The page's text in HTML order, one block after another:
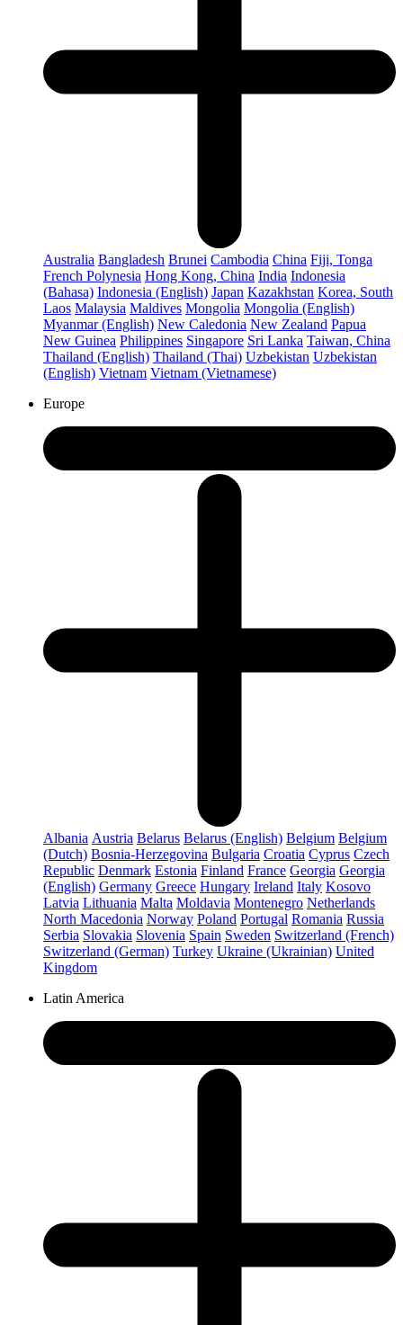
Australia Bangladesh Brunei Cambodia China Fiji, Tonga
French Polynesia Hong Kong, China India Indonesia
(Bahasa) Indonesia (English) Japan Kazakhstan Korea, South
Laos Malaysia Maldives Mongolia Mongolia (English)
Myanmar (English) New Caledonia New Zealand Papua
New Guinea Philippines Singapore Sri Lanka Taiwan, China
Thailand (English) Thailand (Thai) Uzbekistan Uzbekistan
(English) Vietnam Vietnam (Vietnamese)
Europe
Albania Austria Belarus Belarus (English) Belgium Belgium
(Dutch) Bosnia-Herzegovina Bulgaria Croatia Cyprus Czech
Republic Denmark Estonia Finland France Georgia Georgia
(English) Germany Greece Hungary Ireland Italy Kosovo
Latvia Lithuania Malta Moldavia Montenegro Netherlands
North Macedonia Norway Poland Portugal Romania Russia
Serbia Slovakia Slovenia Spain Sweden Switzerland (French)
Switzerland (German) Turkey Ukraine (Ukrainian) United
Kingdom
Latin America